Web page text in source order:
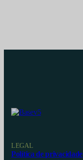
LEGAL
Política de privacidade